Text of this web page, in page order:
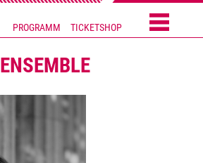
PROGRAMM TICKETSHOP
ENSEMBLE